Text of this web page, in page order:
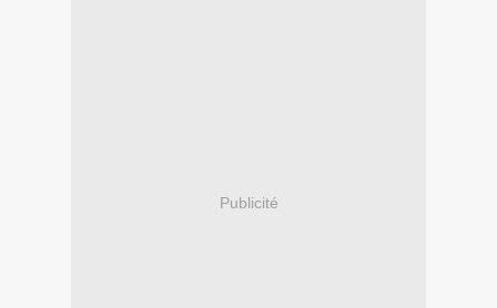
Publicité